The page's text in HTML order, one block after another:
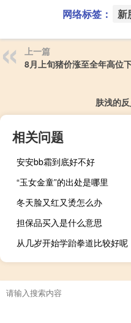
网络标签： 新
上一篇
8月上旬猪价涨至全年高位
肤浅的
相关问题
安安bb霜到底好不好
“玉女金童”的出处是哪里
冬天脸又红又烫怎么办
担保品买入是什么意思
从几岁开始学跆拳道比较好呢